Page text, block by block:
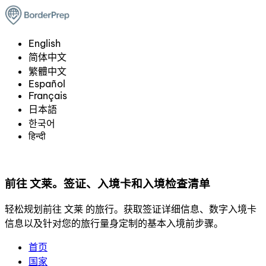
English
简体中文
繁體中文
Español
Français
日本語
한국어
हिन्दी
前往 文莱。签证、入境卡和入境检查清单
轻松规划前往 文莱 的旅行。获取签证详细信息、数字入境卡
信息以及针对您的旅行量身定制的基本入境前步骤。
首页
国家